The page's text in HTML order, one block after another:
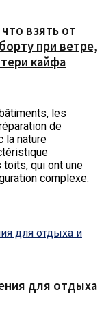
взять от
при ветре,
кайфа
les
de
la nature
qui ont une
complexe.
для отдыха